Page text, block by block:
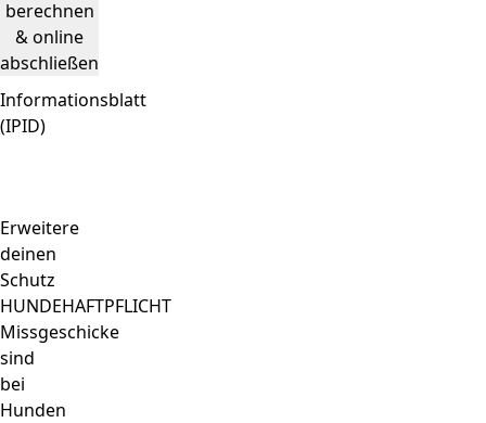
berechnen
& online
abschließen
Informationsblatt
(IPID)
Erweitere
deinen
Schutz
HUNDEHAFTPFLICHT
Missgeschicke
sind
bei
Hunden